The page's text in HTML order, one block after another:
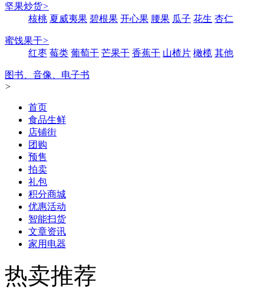
坚果炒货>
核桃 夏威夷果 碧根果 开心果 腰果 瓜子 花生 杏仁
蜜饯果干>
红枣 莓类 葡萄干 芒果干 香蕉干 山楂片 橄榄 其他
图书、音像、电子书
>
首页
食品生鲜
店铺街
团购
预售
拍卖
礼包
积分商城
优惠活动
智能扫货
文章资讯
家用电器
热卖推荐